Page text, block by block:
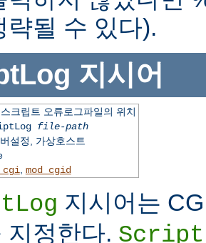
략될 수 있다).
지시어
크립트 오류로그파일의 위치
file-path
설정, 가상호스트
mod_cgid
지시어는
지정한다.